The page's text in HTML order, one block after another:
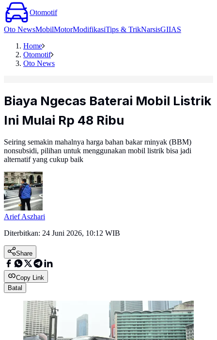
Otomotif
Oto NewsMobilMotorModifikasiTips & TrikNarsisGIIAS
Home
Otomotif
Oto News
Biaya Ngecas Baterai Mobil Listrik
Ini Mulai Rp 48 Ribu
Seiring semakin mahalnya harga bahan bakar minyak (BBM)
nonsubsidi, pilihan untuk menggunakan mobil listrik bisa jadi
alternatif yang cukup baik
Arief Aszhari
Diterbitkan: 24 Juni 2026, 10:12 WIB
Share
Copy Link
Batal